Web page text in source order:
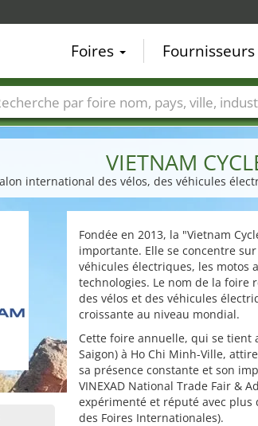
VIETNAM
international des vélos, des véhicules
Fondée en 2013, la "Vietnam
importante. Elle se concentre
véhicules électriques, les motos
technologies. Le nom de la foire
des vélos et des véhicules
croissante au niveau mondial.
Cette foire annuelle, qui se tient
Saigon) à Ho Chi Minh-Ville,
sa présence constante et son
VINEXAD National Trade Fair &
expérimenté et réputé avec plus
des Foires Internationales).
Foires Fournisseurs
Foire noms Pays Villes Secteurs